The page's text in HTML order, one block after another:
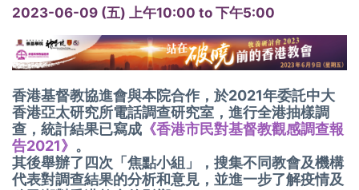
2023-06-09 (五) 上午10:00 to 下午5:00
香港基督教協進會與本院合作，於2021年委託中大
香港亞太研究所電話調查研究室，進行全港抽樣調
查，統計結果已寫成 《香港市民對基督教觀感調查報
告2021》 。
其後舉辦了四次「焦點小組」，搜集不同教會及機構
代表對調查結果的分析和意見，並進一步了解疫情及